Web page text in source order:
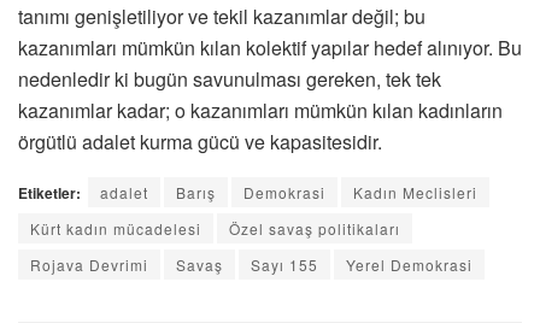
tanımı genişletiliyor ve tekil kazanımlar değil; bu
kazanımları mümkün kılan kolektif yapılar hedef alınıyor. Bu
nedenledir ki bugün savunulması gereken, tek tek
kazanımlar kadar; o kazanımları mümkün kılan kadınların
örgütlü adalet kurma gücü ve kapasitesidir.
Etiketler: adalet Barış Demokrasi
Kadın Meclisleri
Kürt kadın mücadelesi
Özel savaş politikaları
Rojava Devrimi
Savaş Sayı 155 Yerel Demokrasi